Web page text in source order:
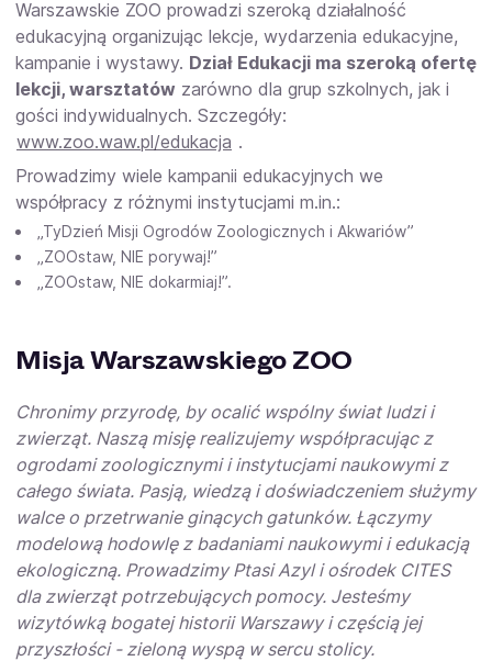
Warszawskie ZOO prowadzi szeroką działalność
edukacyjną organizując lekcje, wydarzenia edukacyjne,
kampanie i wystawy. Dział Edukacji ma szeroką ofertę
lekcji, warsztatów zarówno dla grup szkolnych, jak i
gości indywidualnych. Szczegóły:
www.zoo.waw.pl/edukacja .
Prowadzimy wiele kampanii edukacyjnych we
współpracy z różnymi instytucjami m.in.:
„TyDzień Misji Ogrodów Zoologicznych i Akwariów”
„ZOOstaw, NIE porywaj!”
„ZOOstaw, NIE dokarmiaj!”.
Misja Warszawskiego ZOO
Chronimy przyrodę, by ocalić wspólny świat ludzi i
zwierząt. Naszą misję realizujemy współpracując z
ogrodami zoologicznymi i instytucjami na­ukowymi z
całego świata. Pasją, wiedzą i doświadczeniem służymy
walce o przetrwanie ginących gatunków. Łączymy
modelową hodowlę z bada­niami naukowymi i edukacją
ekologiczną. Prowadzimy Ptasi Azyl i ośrodek CITES
dla zwierząt potrzebujących pomocy. Jesteśmy
wizytówką bogatej historii Warszawy i częścią jej
przyszłości - zieloną wyspą w sercu stolicy.